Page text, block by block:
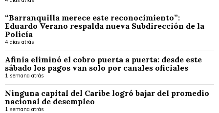
“Barranquilla merece este reconocimiento”:
Eduardo Verano respalda nueva Subdirección de la
Policía
4 días atrás
Afinia eliminó el cobro puerta a puerta: desde este
sábado los pagos van solo por canales oficiales
1 semana atrás
Ninguna capital del Caribe logró bajar del promedio
nacional de desempleo
1 semana atrás